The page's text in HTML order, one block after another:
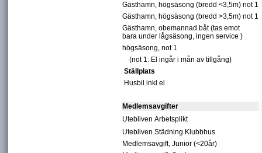
Gästhamn, högsäsong (bredd <3,5m) not 1
Gästhamn, högsäsong (bredd >3,5m) not 1
Gästhamn, obemannad båt (tas emot
bara under lågsäsong, ingen service )
högsäsong, not 1
(not 1: El ingår i mån av tillgång)
Ställplats
Husbil inkl el
Medlemsavgifter
Utebliven Arbetsplikt
Utebliven Städning Klubbhus
Medlemsavgift, Junior (<20år)